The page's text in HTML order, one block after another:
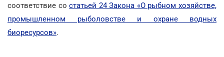
соответствие состатьей 24 Закона «О рыбном хозяйстве,
промышленном рыболовстве и охране водных
биоресурсов».